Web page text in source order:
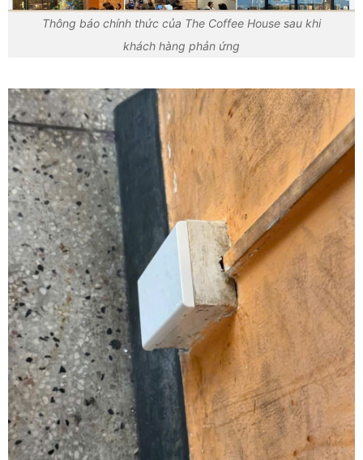
Thông báo chính thức của The Coffee House sau khi
khách hàng phản ứng